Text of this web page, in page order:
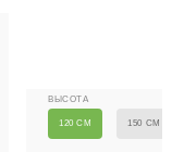
ВЫСОТА
120 СМ 150 СМ